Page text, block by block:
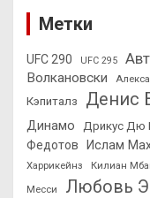
Метки
UFC 290 UFC 295
Волкановски
Кэпиталз
Денис
Динамо Дрикус Дю
Федотов
Ислам
Харрикейнз
Килиан
Месси
Любовь